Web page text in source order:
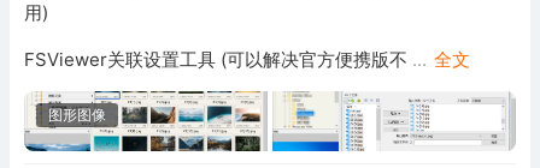
用)
FSViewer关联设置工具 (可以解决官方便携版不 ... 全文
图形图像